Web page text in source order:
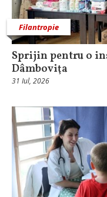
Filantropie
Sprijin pentru o
Dâmboviţa
31 Iul, 2026